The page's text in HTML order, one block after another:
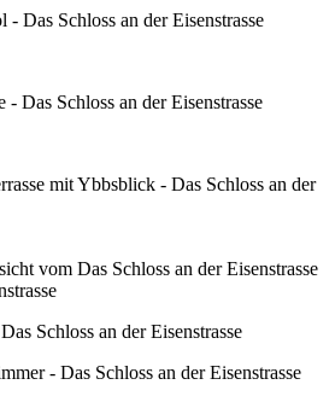
Schloss an der Eisenstrasse